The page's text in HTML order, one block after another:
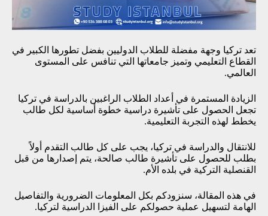
تعد تركيا وجهة مفضلة للطلاب الدوليين بفضل تطورها الكبير في
القطاع التعليمي وتميز جامعاتها التي تنافس على المستوى
العالمي.
الزيادة المستمرة في أعداد الطلاب الراغبين بالدراسة في تركيا
تجعل الحصول على تأشيرة دراسية خطوة أساسية لكل طالب
يخطط لهذه التجربة التعليمية.
للانتقال والدراسة في تركيا، يجب على كل طالب التقدم أولاً
بطلب للحصول على تأشيرة طالب صالحة، يتم إصدارها من قبل
القنصلية التركية في بلده الأم.
في هذه المقالة، سنزودكم بكل المعلومات الضرورية والتفاصيل
الهامة لتسهيل عملية حصولكم على الفيزا الدراسية لتركيا.